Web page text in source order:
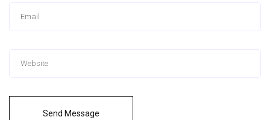
Send Message